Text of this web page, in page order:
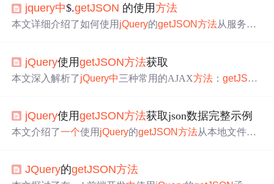
jquery中$.getJSON 的使用方法
本文详细介绍了如何使用 jQuery的getJSON方法从服务器
jQuery使用getJSON方法获取
本文深入解析了jQuery中三种常用的AJAX方法 ：getJSO
的代码示例。
jQuery使用getJSON方法获取json数据完整示例
本文介绍了一个使用 jQuery的getJSON方法从本地文件加
JQuery的getJSON方法